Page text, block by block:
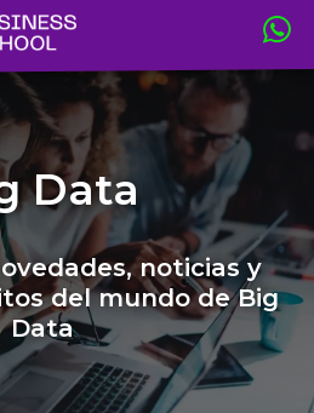
Data
noticias y
del mundo de Big
Data